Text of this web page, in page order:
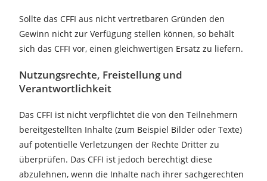
Sollte das CFFI aus nicht vertretbaren Gründen den
Gewinn nicht zur Verfügung stellen können, so behält
sich das CFFI vor, einen gleichwertigen Ersatz zu liefern.
Nutzungsrechte, Freistellung und
Verantwortlichkeit
Das CFFI ist nicht verpflichtet die von den Teilnehmern
bereitgestellten Inhalte (zum Beispiel Bilder oder Texte)
auf potentielle Verletzungen der Rechte Dritter zu
überprüfen. Das CFFI ist jedoch berechtigt diese
abzulehnen, wenn die Inhalte nach ihrer sachgerechten